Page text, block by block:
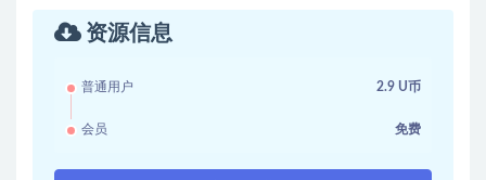
资源信息
普通用户 2.9 U币
会员 免费